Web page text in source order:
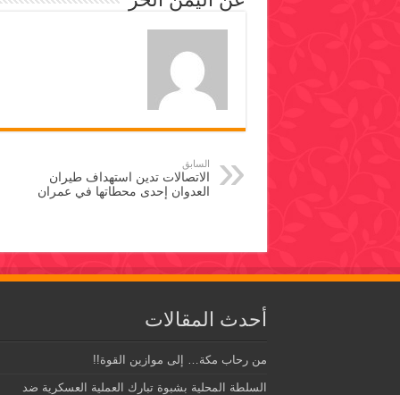
السابق
الاتصالات تدين استهداف طيران
العدوان إحدى محطاتها في عمران
أحدث المقالات
من رحاب مكة… إلى موازين القوة!!
السلطة المحلية بشبوة تبارك العملية العسكرية ضد